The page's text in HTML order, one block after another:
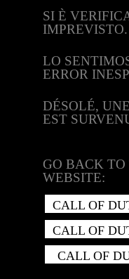
SI È
IMPREVISTO.
LO
ERROR
DÉSOLÉ,
EST
GO BACK
WEBSITE:
CALL OF
CALL OF
CALL OF